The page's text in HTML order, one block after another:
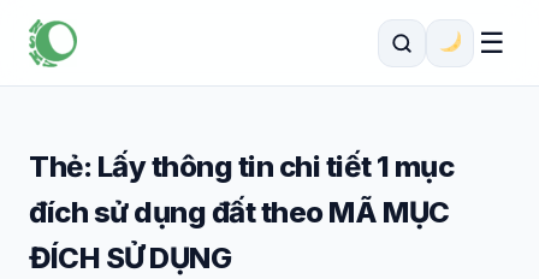
☰
Thẻ: Lấy thông tin chi tiết 1 mục
đích sử dụng đất theo MÃ MỤC
ĐÍCH SỬ DỤNG